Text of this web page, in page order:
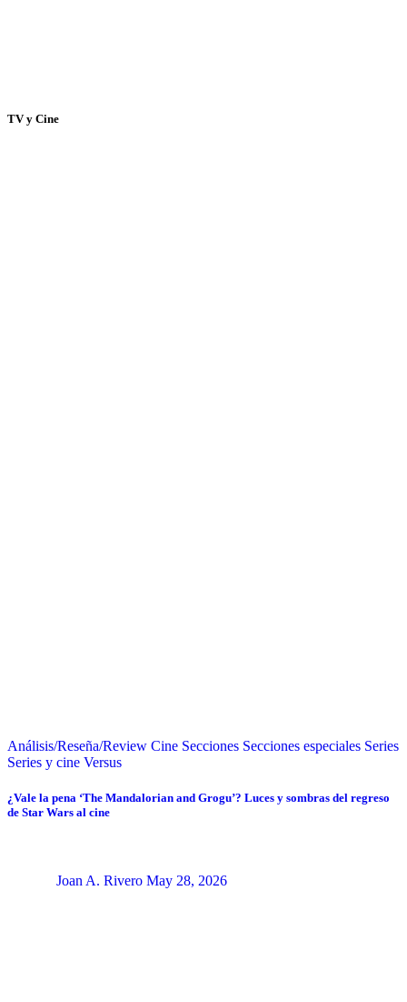
TV y Cine
Análisis/Reseña/Review Cine Secciones Secciones especiales Series
Series y cine Versus
¿Vale la pena ‘The Mandalorian and Grogu’? Luces y sombras del regreso
de Star Wars al cine
Joan A. Rivero May 28, 2026